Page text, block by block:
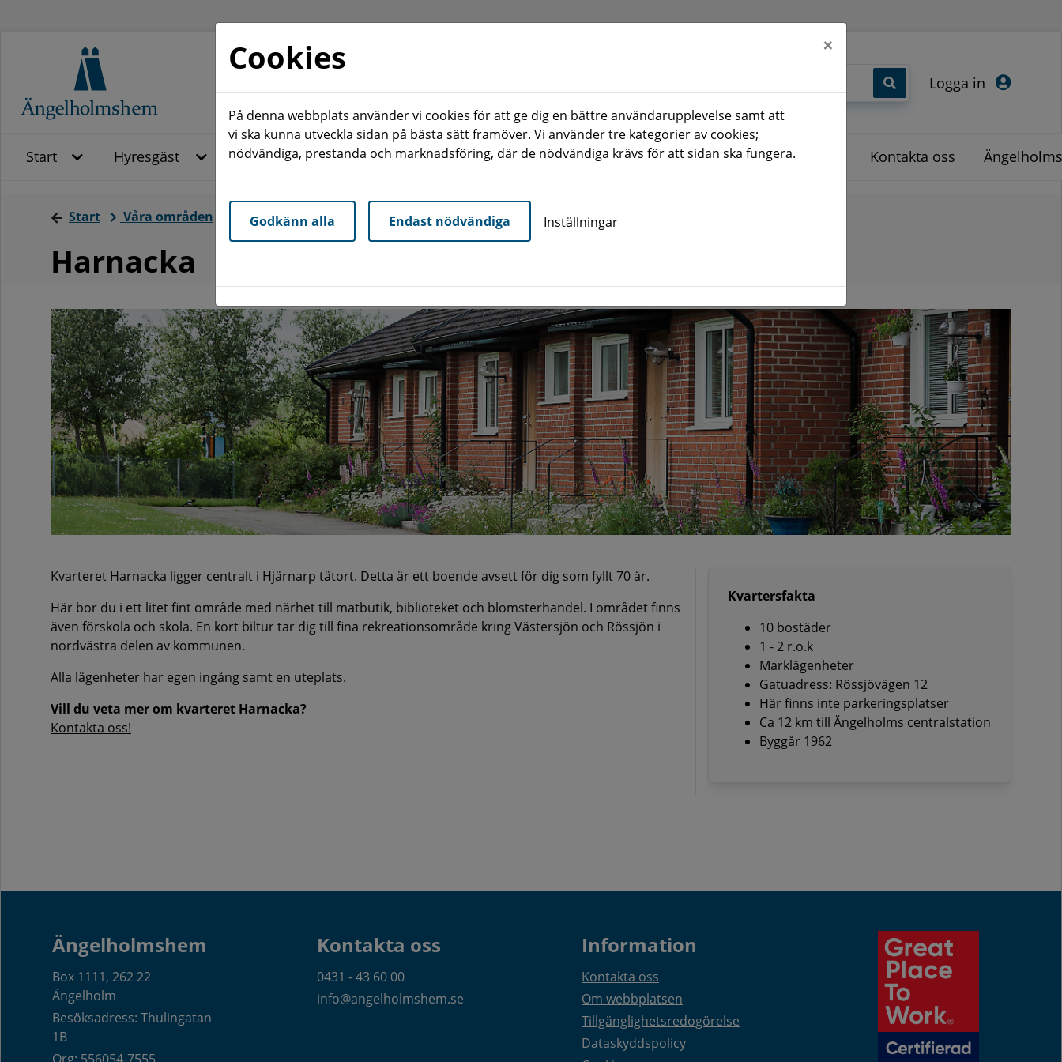
Logga in
Start Hyresgäst Mina sidor Ledigt Våra områden Nyproduktion Om oss Kontakta oss
Start Våra områden Hjärnarp Harnacka
Harnacka
Kvarteret Harnacka ligger centralt i Hjärnarp tätort. Detta är ett boende avsett för dig som fyllt 70 år.
Här bor du i ett litet fint område med närhet till matbutik, biblioteket och blomsterhandel. I området finns
även förskola och skola. En kort biltur tar dig till fina rekreationsområde kring Västersjön och Rössjön i
nordvästra delen av kommunen.
Alla lägenheter har egen ingång samt en uteplats.
Vill du veta mer om kvarteret Harnacka?
Kontakta oss!
Kvartersfakta
10 bostäder
1 - 2 r.o.k
Marklägenheter
Gatuadress: Rössjövägen 12
Här finns inte parkeringsplatser
Ca 12 km till Ängelholms centralstation
Byggår 1962
Ängelholmshem
Box 1111, 262 22
Ängelholm
Besöksadress: Thulingatan
1B
Kontakta oss
0431 - 43 60 00
info@angelholmshem.se
Information
Kontakta oss
Om webbplatsen
Tillgänglighetsredogörelse
Dataskyddspolicy
Cookies ×
På denna webbplats använder vi cookies för att ge dig en bättre användarupplevelse samt att
vi ska kunna utveckla sidan på bästa sätt framöver. Vi använder tre kategorier av cookies;
nödvändiga, prestanda och marknadsföring, där de nödvändiga krävs för att sidan ska fungera.
Godkänn alla Endast nödvändiga Inställningar